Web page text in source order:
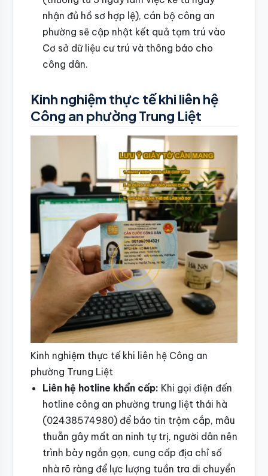
nhận đủ hồ sơ hợp lệ), cán bộ công an
phường sẽ cập nhật kết quả tạm trú vào
Cơ sở dữ liệu cư trú và thông báo cho
công dân.
Kinh nghiệm thực tế khi liên hệ
Công an phường Trung Liệt
Kinh nghiệm thực tế khi liên hệ Công an
phường Trung Liệt
Liên hệ hotline khẩn cấp: Khi gọi điện đến
hotline công an phường trung liệt thái hà
(02438574980) để báo tin trộm cắp, mâu
thuẫn gây mất an ninh tự trị, người dân nên
trình bày ngắn gọn, cung cấp địa chỉ số
nhà rõ ràng để lực lượng tuần tra di chuyển